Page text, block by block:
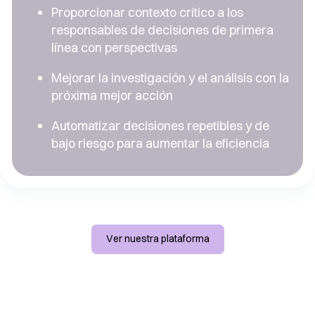
Proporcionar contexto crítico a los
responsables de decisiones de primera
línea con perspectivas
Mejorar la investigación y el análisis con la
próxima mejor acción
Automatizar decisiones repetibles y de
bajo riesgo para aumentar la eficiencia
Ver nuestra plataforma